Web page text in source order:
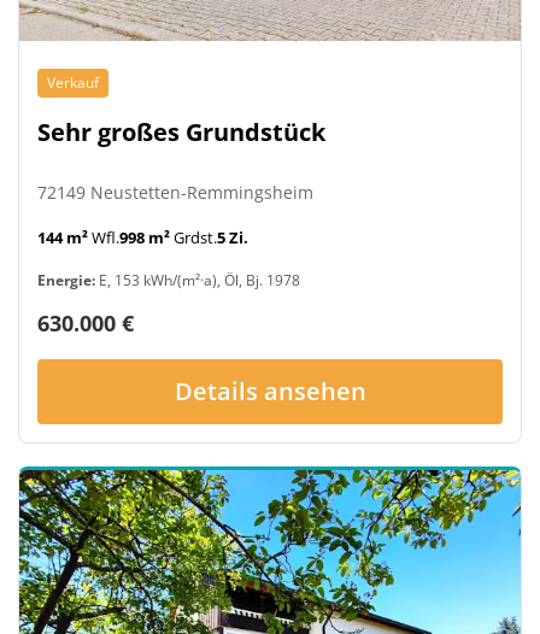
Verkauf
Sehr großes Grundstück
72149 Neustetten-Remmingsheim
144 m²Wfl.998 m²Grdst.5 Zi.
Energie: E, 153 kWh/(m²·a), Öl, Bj. 1978
630.000 €
Details ansehen